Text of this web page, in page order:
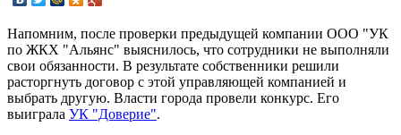
Напомним, после проверки предыдущей компании ООО "УК
по ЖКХ "Альянс" выяснилось, что сотрудники не выполняли
свои обязанности. В результате собственники решили
расторгнуть договор с этой управляющей компанией и
выбрать другую. Власти города провели конкурс. Его
выиграла УК "Доверие".